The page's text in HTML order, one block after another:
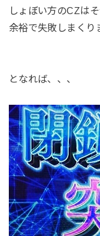
しょぼい方のCZは
余裕で失敗しまくり
となれば、、、